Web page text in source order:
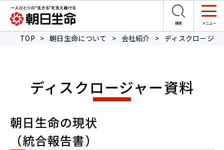
TOP > 朝日生命について > 会社紹介 > ディスクロージャ
ディスクロージャー資料
朝日生命の現状
（統合報告書）